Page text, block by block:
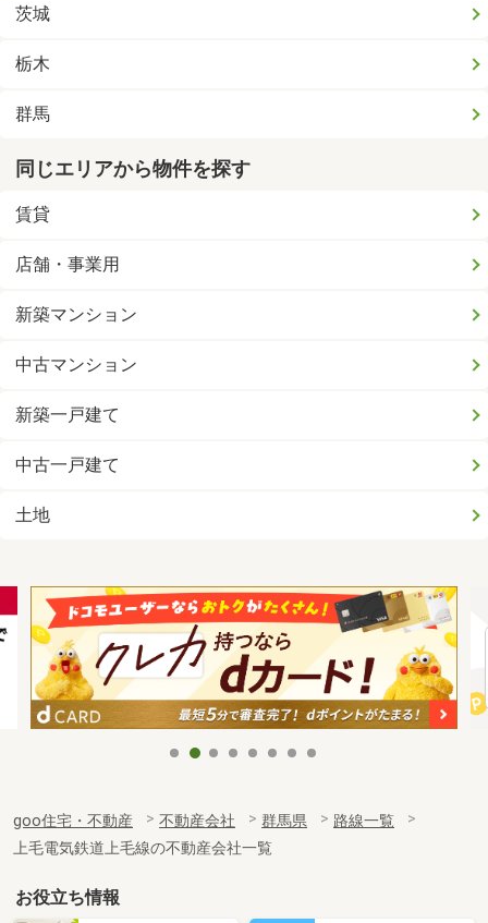
茨城
栃木
群馬
同じエリアから物件を探す
賃貸
店舗・事業用
新築マンション
中古マンション
新築一戸建て
中古一戸建て
土地
goo住宅・不動産 不動産会社 群馬県
路線一覧
上毛電気鉄道上毛線の不動産会社一覧
お役立ち情報